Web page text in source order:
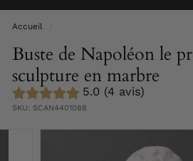
A
n
c
i
e
n
Accueil
Buste de Napoléon le
sculpture en marbre
5.0 (4 avis)
SKU: SCAN4401088